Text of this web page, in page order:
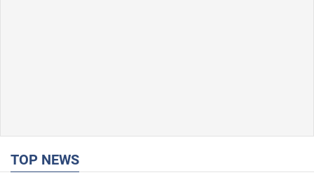
TOP NEWS